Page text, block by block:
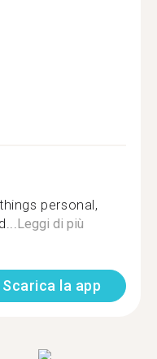
personal,
Leggi di più
Scarica la app